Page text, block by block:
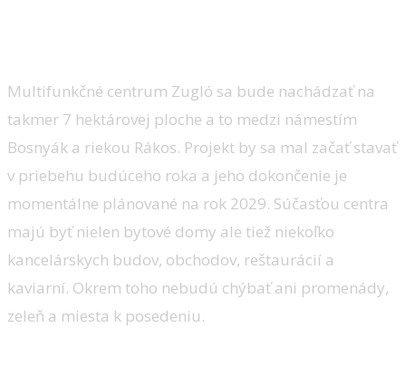
Multifunkčné centrum Zugló sa bude nachádzať na
takmer 7 hektárovej ploche a to medzi námestím
Bosnyák a riekou Rákos. Projekt by sa mal začať stavať
v priebehu budúceho roka a jeho dokončenie je
momentálne plánované na rok 2029. Súčasťou centra
majú byť nielen bytové domy ale tiež niekoľko
kancelárskych budov, obchodov, reštaurácií a
kaviarní. Okrem toho nebudú chýbať ani promenády,
zeleň a miesta k posedeniu.